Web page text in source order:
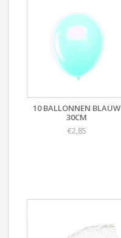
10 BALLONNEN BLAUW
30CM
€2,85